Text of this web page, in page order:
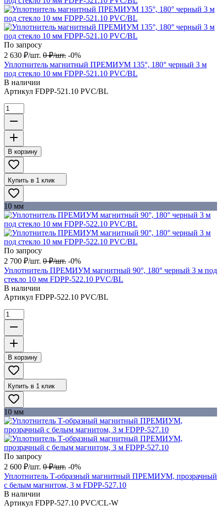
По запросу
2 630 ₽/шт. 0 ₽/шт. -0%
Уплотнитель магнитный ПРЕМИУМ 135°, 180° черный 3 м
под стекло 10 мм FDPP-521.10 PVC/BL
В наличии
Артикул FDPP-521.10 PVC/BL
В корзину
Купить в 1 клик
10 мм
По запросу
2 700 ₽/шт. 0 ₽/шт. -0%
Уплотнитель ПРЕМИУМ магнитный 90°, 180° черный 3 м под
стекло 10 мм FDPP-522.10 PVC/BL
В наличии
Артикул FDPP-522.10 PVC/BL
В корзину
Купить в 1 клик
10 мм
По запросу
2 600 ₽/шт. 0 ₽/шт. -0%
Уплотнитель Т-образный магнитный ПРЕМИУМ, прозрачный
с белым магнитом, 3 м FDPP-527.10
В наличии
Артикул FDPP-527.10 PVC/CL-W